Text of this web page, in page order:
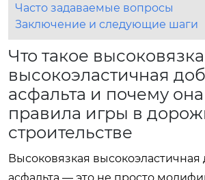
Часто задаваемые вопросы
Заключение и следующие шаги
Что такое
высокоэластичная
асфальта и почему
правила игры в
строительстве
Высоковязкая высокоэластичная
асфальта — это не просто